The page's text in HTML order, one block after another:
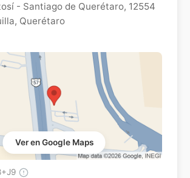
- Santiago de Querétaro, 12554
, Querétaro
Ver en Google Maps